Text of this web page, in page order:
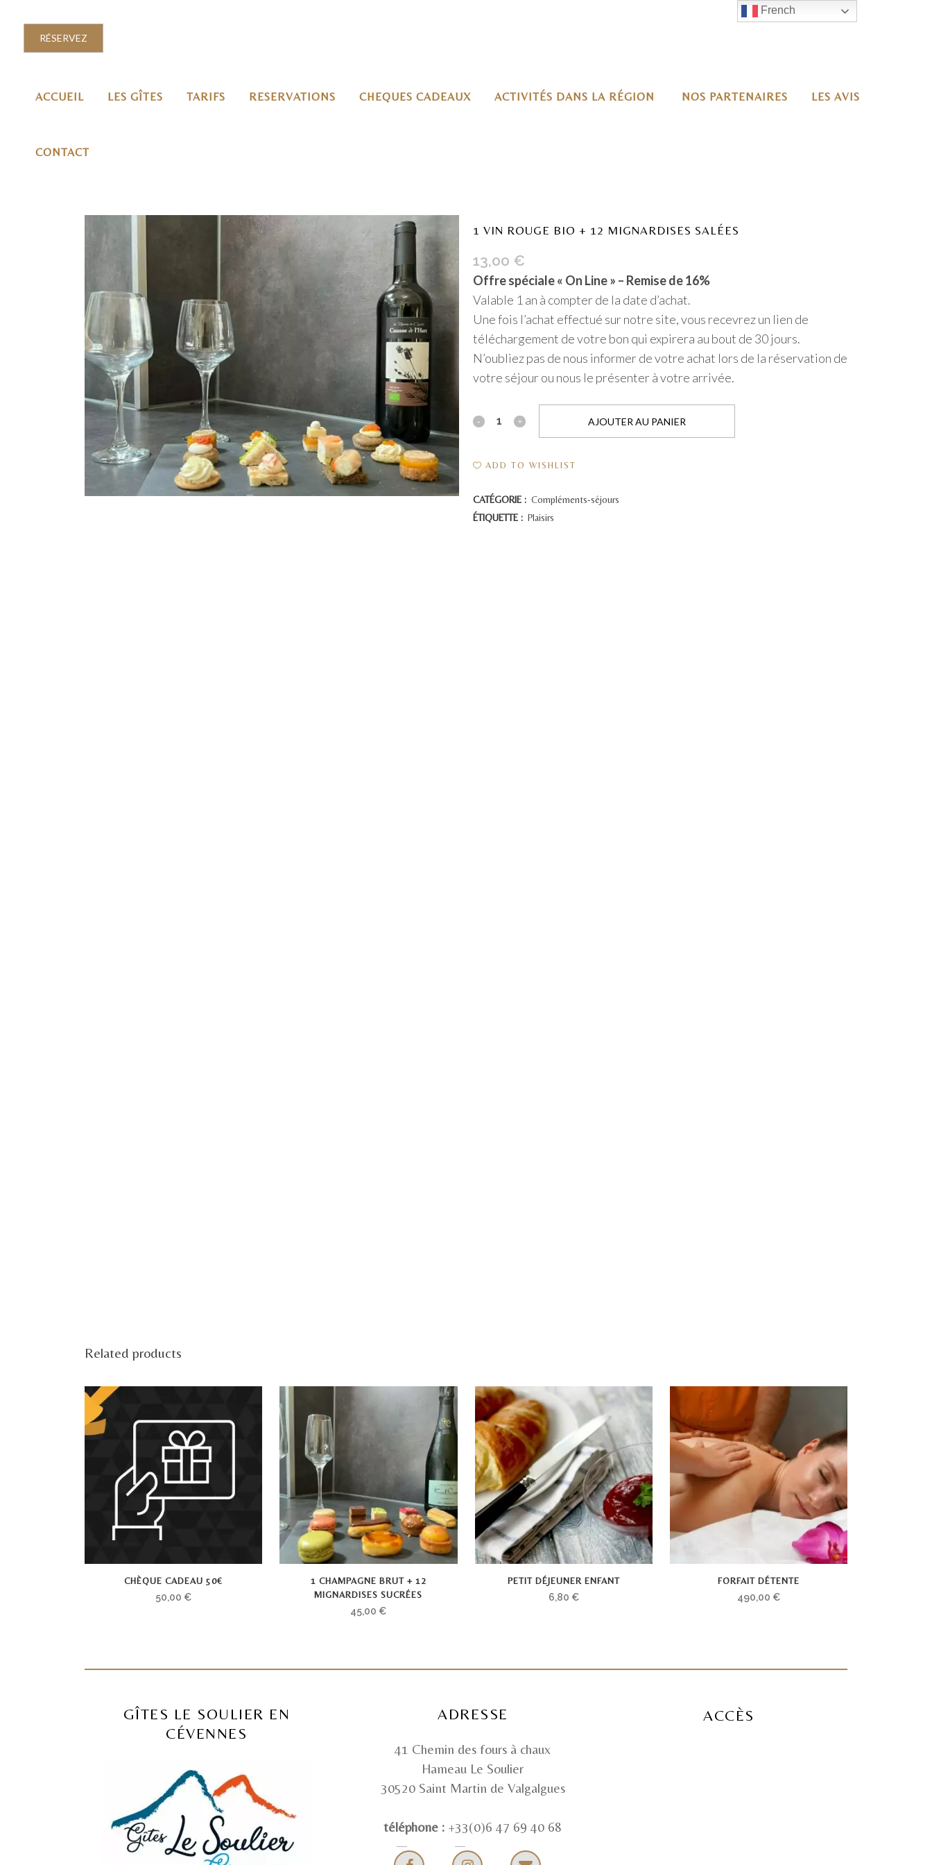
RÉSERVEZ
ACCUEIL LES GÎTES TARIFS RESERVATIONS CHEQUES CADEAUX ACTIVITÉS DANS LA RÉGION NOS PARTENAIRES LES AVIS
CONTACT
1 VIN ROUGE BIO + 12 MIGNARDISES SALÉES
13,00 €
Offre spéciale « On Line » – Remise de 16%
Valable 1 an à compter de la date d’achat.
Une fois l’achat effectué sur notre site, vous recevrez un lien de
téléchargement de votre bon qui expirera au bout de 30 jours.
N’oubliez pas de nous informer de votre achat lors de la réservation de
votre séjour ou nous le présenter à votre arrivée.
1
Rouge
Bio
+
AJOUTER AU PANIER
ADD TO WISHLIST
CATÉGORIE : Compléments-séjours
ÉTIQUETTE : Plaisirs
Related products
CHÈQUE CADEAU 50€
50,00 €
1 CHAMPAGNE BRUT + 12
MIGNARDISES SUCRÉES
45,00 €
PETIT DÉJEUNER ENFANT
6,80 €
FORFAIT DÉTENTE
490,00 €
GÎTES LE SOULIER EN
CÉVENNES
ADRESSE
41 Chemin des fours à chaux
Hameau Le Soulier
30520 Saint Martin de Valgalgues
téléphone : +33(0)6 47 69 40 68
ACCÈS
French